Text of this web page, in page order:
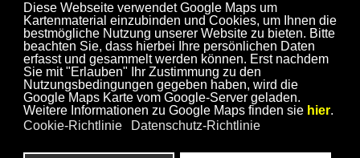
Diese Webseite verwendet Google Maps um
Kartenmaterial einzubinden und Cookies, um Ihnen die
bestmögliche Nutzung unserer Website zu bieten. Bitte
beachten Sie, dass hierbei Ihre persönlichen Daten
erfasst und gesammelt werden können. Erst nachdem
Sie mit "Erlauben" Ihr Zustimmung zu den
Nutzungsbedingungen gegeben haben, wird die
Google Maps Karte vom Google-Server geladen.
Weitere Informationen zu Google Maps finden sie hier.
Cookie-Richtlinie
Datenschutz-Richtlinie
Industriestraße 4
57548 Kirchen
+492741-61108
info@autohaus-latsch.de
Copyright© Autohaus Latsch 2026 // Alle Rechte vorbehalten.